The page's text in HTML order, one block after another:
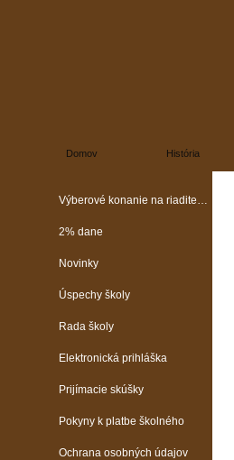
Domov História
Výberové konanie na riaditeľa školy
2% dane
Novinky
Úspechy školy
Rada školy
Elektronická prihláška
Prijímacie skúšky
Pokyny k platbe školného
Ochrana osobných údajov